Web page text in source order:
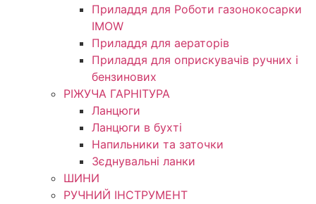
Приладдя для Роботи газонокосарки
IMOW
Приладдя для аераторів
Приладдя для оприскувачів ручних і
бензинових
РІЖУЧА ГАРНІТУРА
Ланцюги
Ланцюги в бухті
Напильники та заточки
Зєднувальні ланки
ШИНИ
РУЧНИЙ ІНСТРУМЕНТ